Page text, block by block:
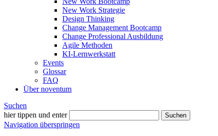
New Work Strategie
Design Thinking
Change Management Bootcamp
Change Professional Ausbildung
Agile Methoden
KI-Lernwerkstatt
Events
Glossar
FAQ
Über noventum
Suchen
hier tippen und enter
Suchen
Navigation überspringen